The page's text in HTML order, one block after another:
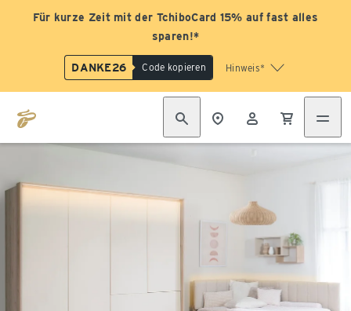
Für kurze Zeit mit der TchiboCard 15% auf fast alles
sparen!*
DANKE26 Code kopieren Hinweis*